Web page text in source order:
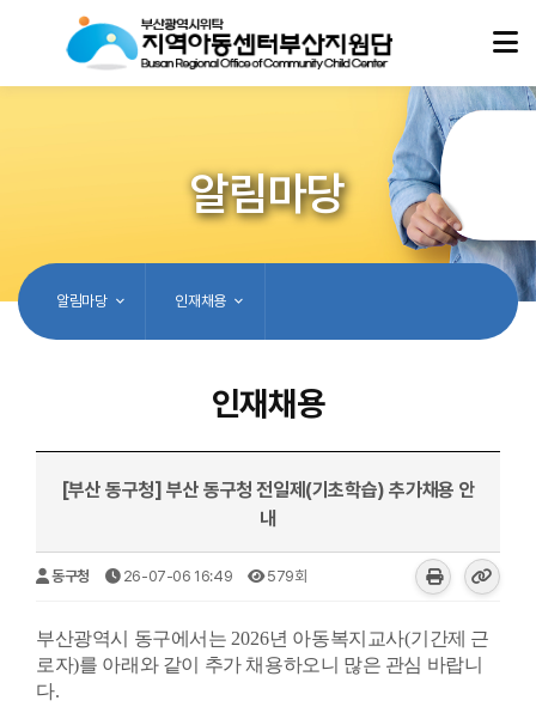
알림마당
알림마당 인재채용
인재채용
[부산 동구청] 부산 동구청 전일제(기초학습) 추가채용 안
내
동구청 26-07-06 16:49 579회
부산광역시 동구에서는 2026년 아동복지교사(기간제 근
로자)를 아래와 같이 추가 채용하오니 많은 관심 바랍니
다.